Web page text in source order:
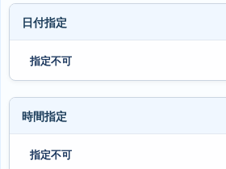
日付指定
指定不可
時間指定
指定不可